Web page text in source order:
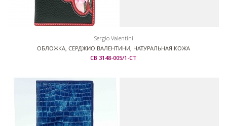
Sergio Valentini
ОБЛОЖКА, СЕРДЖИО ВАЛЕНТИНИ, НАТУРАЛЬНАЯ КОЖА
СВ 3148-005/1-СТ